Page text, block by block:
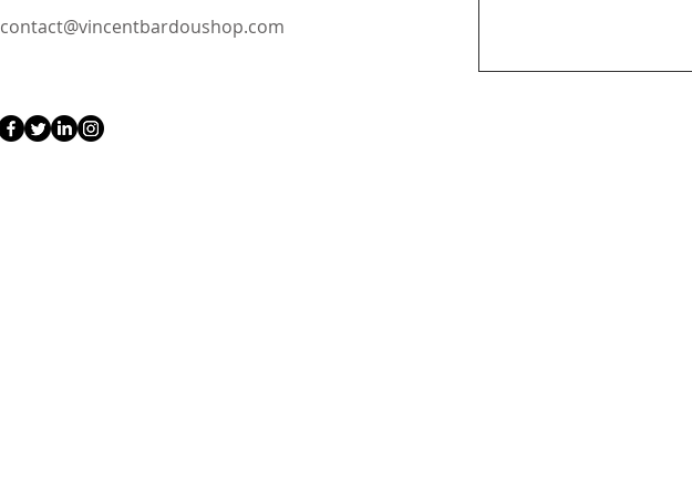
contact@vincentbardoushop.com